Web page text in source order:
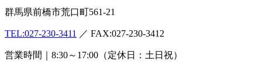
群馬県前橋市荒口町561-21
TEL:027-230-3411 ／ FAX:027-230-3412
営業時間｜8:30～17:00（定休日：土日祝）